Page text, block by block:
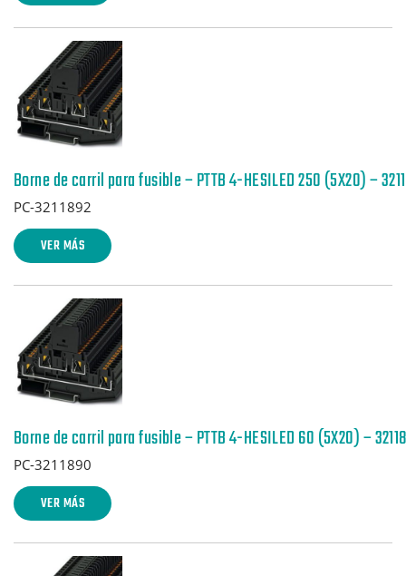
Borne de carril para fusible – PTTB 4-HESILED 250 (5X20) –
PC-3211892
VER MÁS
Borne de carril para fusible – PTTB 4-HESILED 60 (5X20) –
PC-3211890
VER MÁS